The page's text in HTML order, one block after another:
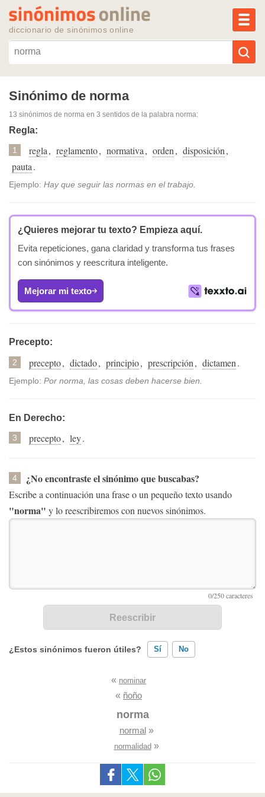
diccionario de sinónimos online
Sinónimos populares
Temas populares
Temas recientes
Sinónimo de norma
13 sinónimos de norma en 3 sentidos de la palabra norma:
Regla:
1 regla, reglamento, normativa, orden, disposición,
pauta.
Ejemplo: Hay que seguir las normas en el trabajo.
¿Quieres mejorar tu texto? Empieza aquí.
Evita repeticiones, gana claridad y transforma tus frases
con sinónimos y reescritura inteligente.
Mejorar mi texto
Precepto:
2 precepto, dictado, principio, prescripción, dictamen.
Ejemplo: Por norma, las cosas deben hacerse bien.
En Derecho:
3 precepto, ley.
4 ¿No encontraste el sinónimo que buscabas?
Escribe a continuación una frase o un pequeño texto usando
"norma" y lo reescribiremos con nuevos sinónimos.
¿Estos sinónimos fueron útiles? Sí No
Existen sinónimos incorrectos
« nominar
« ñoño
norma
normal»
normalidad»